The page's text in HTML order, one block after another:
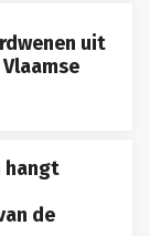
uit
hangt
de